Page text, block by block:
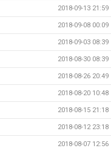
2018-09-13 21:59
2018-09-08 00:09
2018-09-03 08:39
2018-08-30 08:39
2018-08-26 20:49
2018-08-20 10:48
2018-08-15 21:18
2018-08-12 23:18
2018-08-07 12:56